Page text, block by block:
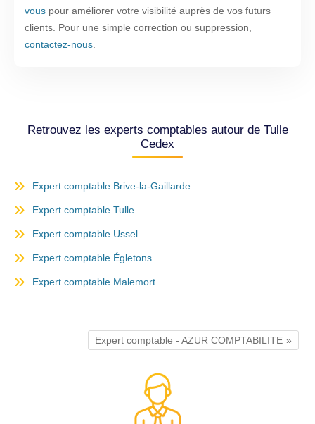
vous pour améliorer votre visibilité auprès de vos futurs
clients. Pour une simple correction ou suppression,
contactez-nous
Retrouvez les experts comptables autour de Tulle
Cedex
Expert comptable Brive-la-Gaillarde
Expert comptable Tulle
Expert comptable Ussel
Expert comptable Égletons
Expert comptable Malemort
Expert comptable - AZUR COMPTABILITE